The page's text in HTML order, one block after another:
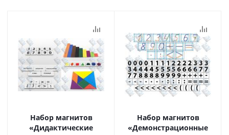
Набор магнитов
«Дидактические
Набор магнитов
«Демонстрационные